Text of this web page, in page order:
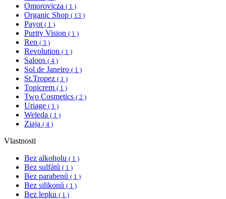
Omorovicza ( 1 )
Organic Shop ( 13 )
Payot ( 1 )
Purity Vision ( 1 )
Ren ( 3 )
Revolution ( 1 )
Saloos ( 4 )
Sol de Janeiro ( 1 )
St.Tropez ( 1 )
Topicrem ( 1 )
Two Cosmetics ( 2 )
Uriage ( 1 )
Weleda ( 1 )
Ziaja ( 4 )
Vlastnosti
Bez alkoholu ( 1 )
Bez sulfátů ( 1 )
Bez parabenů ( 1 )
Bez silikonů ( 1 )
Bez lepku ( 1 )